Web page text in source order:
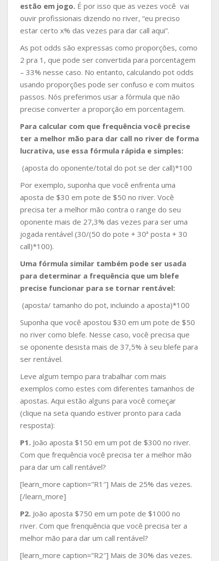
estão em jogo. É por isso que as vezes você vai
ouvir profissionais dizendo no river, “eu preciso
estar certo x% das vezes para dar call aqui”.
As pot odds são expressas como proporções, como
2 pra 1, que pode ser convertida para porcentagem
– 33% nesse caso. No entanto, calculando pot odds
usando proporções pode ser confuso e com muitos
passos. Nós preferimos usar a fórmula que não
precise converter a proporção em porcentagem.
Para calcular com que frequência você precise
ter a melhor mão para dar call no river de forma
lucrativa, use essa fórmula rápida e simples:
(aposta do oponente/total do pot se der call)*100
Por exemplo, suponha que você enfrenta uma
aposta de $30 em pote de $50 no river. Você
precisa ter a melhor mão contra o range do seu
oponente mais de 27,3% das vezes para ser uma
jogada rentável (30/(50 do pote + 30ª posta + 30
call)*100).
Uma fórmula similar também pode ser usada
para determinar a frequência que um blefe
precise funcionar para se tornar rentável:
(aposta/ tamanho do pot, incluindo a aposta)*100
Suponha que você apostou $30 em um pote de $50
no river como blefe. Nesse caso, você precisa que
se oponente desista mais de 37,5% à seu blefe para
ser rentável.
Leve algum tempo para trabalhar com mais
exemplos como estes com diferentes tamanhos de
apostas. Aqui estão alguns para você começar
(clique na seta quando estiver pronto para cada
resposta):
P1. João aposta $150 em um pot de $300 no river.
Com que frequência você precisa ter a melhor mão
para dar um call rentável?
[learn_more caption=”R1″] Mais de 25% das vezes.
[/learn_more]
P2. João aposta $750 em um pote de $1000 no
river. Com que frenquência que você precisa ter a
melhor mão para dar um call rentável?
[learn_more caption=”R2″] Mais de 30% das vezes.